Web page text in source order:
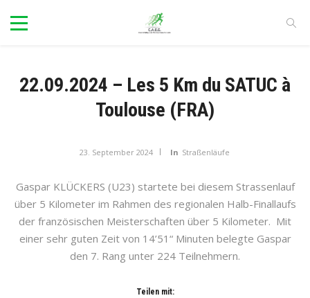
22.09.2024 – Les 5 Km du SATUC à
Toulouse (FRA)
23. September 2024 In Straßenläufe
Gaspar KLÜCKERS (U23) startete bei diesem Strassenlauf
über 5 Kilometer im Rahmen des regionalen Halb-Finallaufs
der französischen Meisterschaften über 5 Kilometer. Mit
einer sehr guten Zeit von 14’51“ Minuten belegte Gaspar
den 7. Rang unter 224 Teilnehmern.
Teilen mit: